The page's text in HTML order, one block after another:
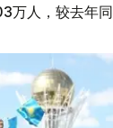
万人，较去年